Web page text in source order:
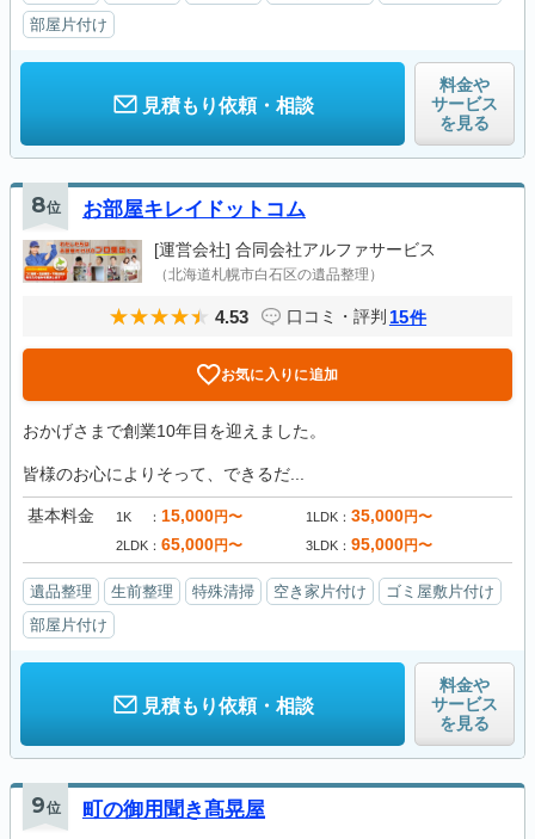
部屋片付け
見積もり依頼・相談
料金や
サービス
を見る
8位 お部屋キレイドットコム
[運営会社] 合同会社アルファサービス
（北海道札幌市白石区の遺品整理）
4.53 口コミ・評判 15件
お気に入りに追加
おかげさまで創業10年目を迎えました。
皆様のお心によりそって、できるだ...
基本料金 1K 15,000円〜 1LDK 35,000円〜
2LDK 65,000円〜 3LDK 95,000円〜
遺品整理 生前整理 特殊清掃 空き家片付け
ゴミ屋敷片付け
部屋片付け
見積もり依頼・相談
料金や
サービス
を見る
9位 町の御用聞き髙晃屋